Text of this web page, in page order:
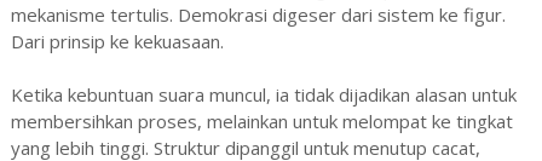
mekanisme tertulis. Demokrasi digeser dari sistem ke figur.
Dari prinsip ke kekuasaan.
Ketika kebuntuan suara muncul, ia tidak dijadikan alasan untuk
membersihkan proses, melainkan untuk melompat ke tingkat
yang lebih tinggi. Struktur dipanggil untuk menutup cacat,